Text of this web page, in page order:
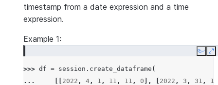
timestamp from a date expression and a time
expression.
Example 1:
Copy
>>> df = session . create_dataframe (
...
2022 , 4 , 1 , 11 , 11 , 0 ], 2022 , 3 , 31 ,
11